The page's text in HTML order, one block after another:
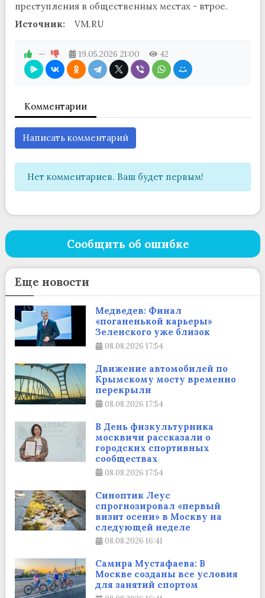
преступления в общественных местах - втрое.
Источник:
VM.RU
— 19.05.2026 21:00 42
Комментарии
Написать комментарий
Нет комментариев. Ваш будет первым!
Сообщить об ошибке
Еще новости
Медведев: Финал
«поганенькой карьеры»
Зеленского уже близок
08.08.2026 17:54
Движение автомобилей по
Крымскому мосту временно
перекрыли
08.08.2026 17:54
В День физкультурника
москвичи рассказали о
городских спортивных
сообществах
08.08.2026 17:54
Синоптик Леус
спрогнозировал «первый
визит осени» в Москву на
следующей неделе
08.08.2026 16:41
Самира Мустафаева: В
Москве созданы все условия
для занятий спортом